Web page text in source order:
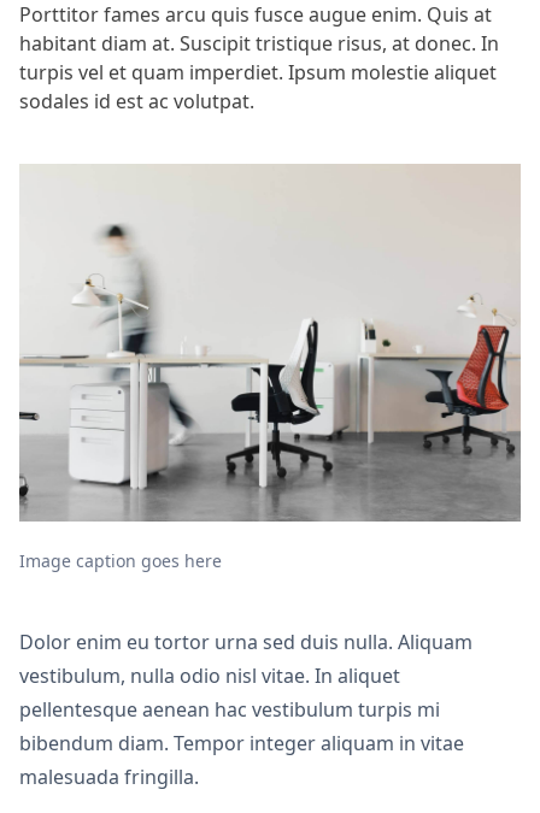
Porttitor fames arcu quis fusce augue enim. Quis at
habitant diam at. Suscipit tristique risus, at donec. In
turpis vel et quam imperdiet. Ipsum molestie aliquet
sodales id est ac volutpat.
Image caption goes here
Dolor enim eu tortor urna sed duis nulla. Aliquam
vestibulum, nulla odio nisl vitae. In aliquet
pellentesque aenean hac vestibulum turpis mi
bibendum diam. Tempor integer aliquam in vitae
malesuada fringilla.